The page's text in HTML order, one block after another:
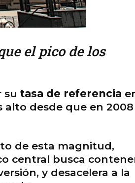
el pico de los
su tasa de referencia
desde que en 2008
de esta magnitud,
central busca
y desacelera a la